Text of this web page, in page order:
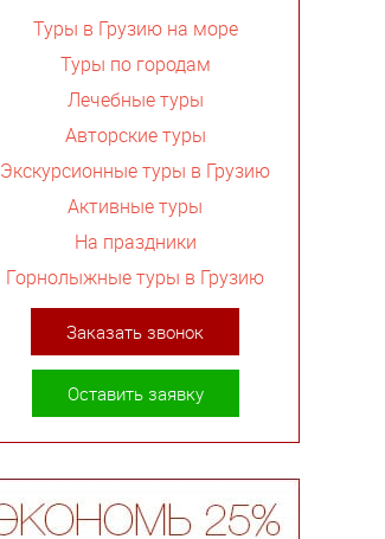
Туры в Грузию на море
Туры по городам
Лечебные туры
Авторские туры
Экскурсионные туры в Грузию
Активные туры
На праздники
Горнолыжные туры в Грузию
Заказать звонок
Оставить заявку